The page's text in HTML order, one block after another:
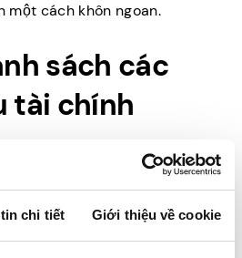
chi tiết Giới thiệu về cookie
một cách khôn ngoan.
sách các
tài chính
tiêu tài chính có thể
mục tiêu chính xác mà
đó, thay vì trải qua hàng
hồ trong đầu, hãy dành